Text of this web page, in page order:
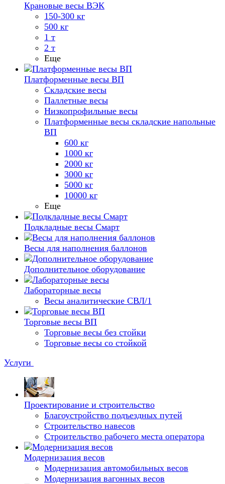
Крановые весы ВЭК
150-300 кг
500 кг
1 т
2 т
Еще
Платформенные весы ВП
Складские весы
Паллетные весы
Низкопрофильные весы
Платформенные весы складские напольные
ВП
600 кг
1000 кг
2000 кг
3000 кг
5000 кг
10000 кг
Еще
Подкладные весы Смарт
Весы для наполнения баллонов
Дополнительное оборудование
Лабораторные весы
Весы аналитические СВЛ/1
Торговые весы ВП
Торговые весы без стойки
Торговые весы со стойкой
Услуги
Проектирование и строительство
Благоустройство подъездных путей
Строительство навесов
Строительство рабочего места оператора
Модернизация весов
Модернизация автомобильных весов
Модернизация вагонных весов